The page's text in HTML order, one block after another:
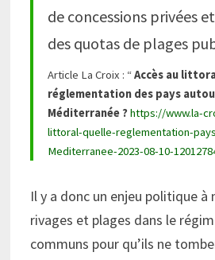
de concessions privées
des quotas de plages
Article La Croix : “Accès au
réglementation des pays
Méditerranée ?https://www.la-
littoral-quelle-reglementation-
Mediterranee-2023-08-10-
Il y a donc un enjeu politique à
rivages et plages dans le
communs pour qu’ils ne